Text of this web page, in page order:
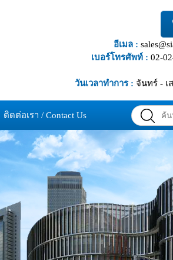
อีเมล :
เบอร์โทรศัพท์ : 02-
วันเวลาทำการ : จันทร์ - เ
ติดต่อเรา / Contact Us